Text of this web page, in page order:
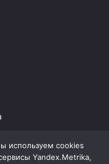
используем cookies
Yandex.Metrika,